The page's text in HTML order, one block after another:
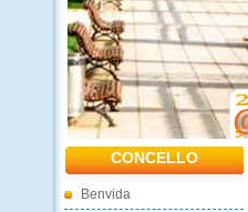
CONCELLO
Benvida